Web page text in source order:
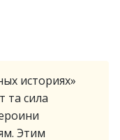
историях»
та сила
Этим